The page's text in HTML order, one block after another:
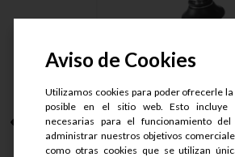
ROTULA M12X1.75
ROSCA IZQUI....
Aviso de Cookies
Utilizamos cookies para poder ofrecerle
posible en el sitio web. Esto incluye
necesarias para el funcionamiento
administrar nuestros objetivos
como otras cookies que se utilizan